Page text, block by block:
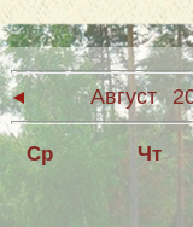
Август
Ср Чт